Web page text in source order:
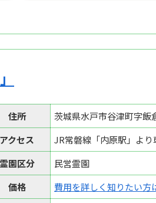
住所
茨城県水戸市谷津町字飯
アクセス
JR常磐線「内原駅」より
霊園区分
民営霊園
価格
費用を詳しく知りたい方